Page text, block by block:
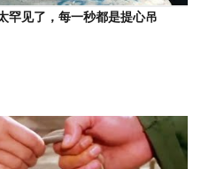
罕见了，每一秒都是提心吊